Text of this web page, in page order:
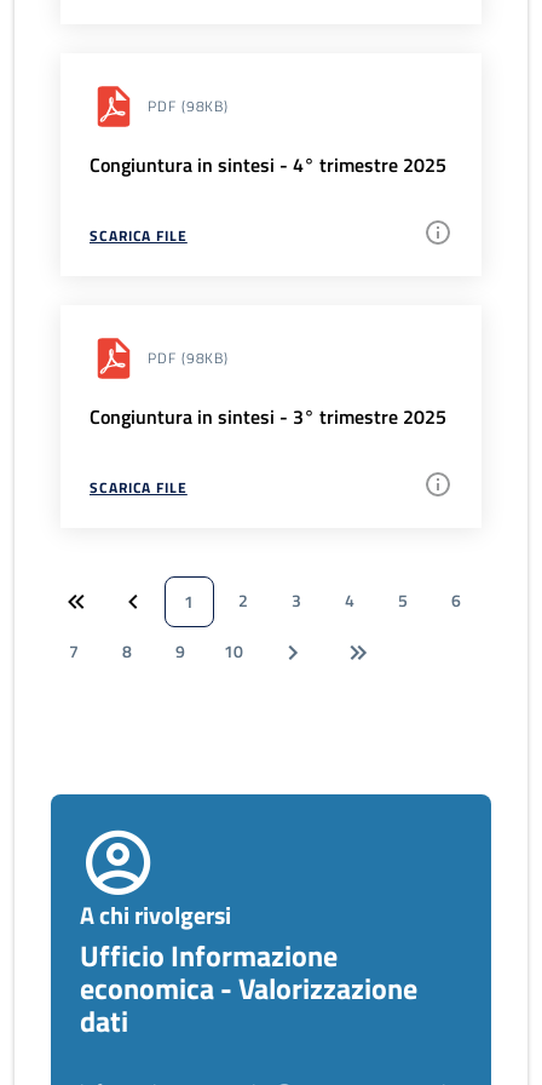
PDF (98KB)
Congiuntura in sintesi - 4° trimestre 2025
SCARICA FILE
PDF (98KB)
Congiuntura in sintesi - 3° trimestre 2025
SCARICA FILE
1 2 3 4 5
6
7
8 9 10
A chi rivolgersi
Ufficio Informazione
economica - Valorizzazione
dati